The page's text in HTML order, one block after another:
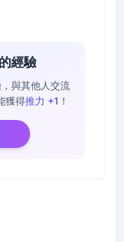
經驗
與其他人交流
獲得推力 +1 ！